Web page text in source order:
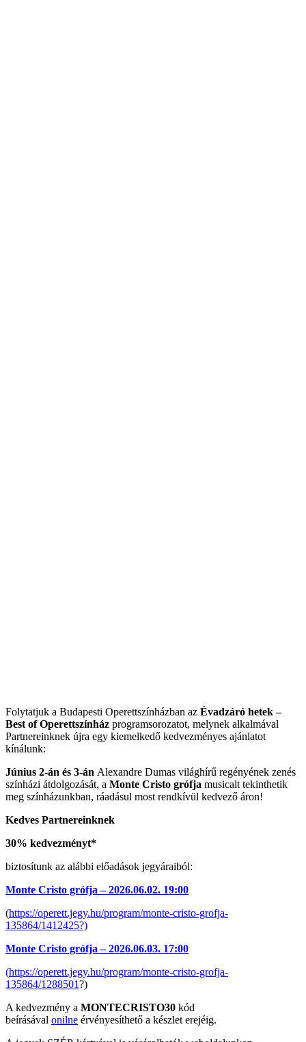
Folytatjuk a Budapesti Operettszínházban az Évadzáró hetek –
Best of Operettszínház programsorozatot, melynek alkalmával
Partnereinknek újra egy kiemelkedő kedvezményes ajánlatot
kínálunk:
Június 2-án és 3-án Alexandre Dumas világhírű regényének zenés
színházi átdolgozását, a Monte Cristo grófja musicalt tekinthetik
meg színházunkban, ráadásul most rendkívül kedvező áron!
Kedves Partnereinknek
30% kedvezményt*
biztosítunk az alábbi előadások jegyáraiból:
Monte Cristo grófja – 2026.06.02. 19:00
(https://operett.jegy.hu/program/monte-cristo-grofja-
135864/1412425?)
Monte Cristo grófja – 2026.06.03. 17:00
(https://operett.jegy.hu/program/monte-cristo-grofja-
135864/1288501?)
A kedvezmény a MONTECRISTO30 kód
beírásával onilne érvényesíthető a készlet erejéig.